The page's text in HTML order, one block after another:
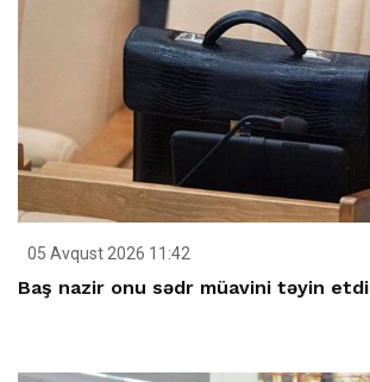
05 Avqust 2026 11:42
Baş nazir onu sədr müavini təyin etdi